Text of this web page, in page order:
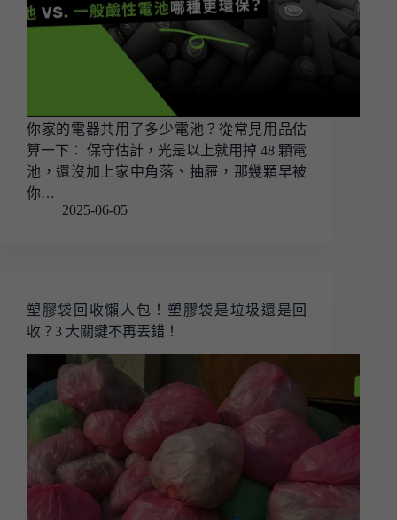
你家的電器共用了多少電池？從常見用品估
算一下： 保守估計，光是以上就用掉 48 顆電
池，還沒加上家中角落、抽屜，那幾顆早被
你…
2025-06-05
塑膠袋回收懶人包！塑膠袋是垃圾還是回
收？3 大關鍵不再丟錯！